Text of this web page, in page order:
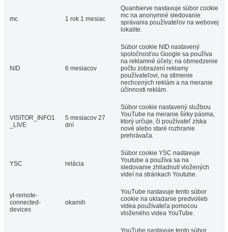
mc 1 rok 1 mesiac
Quantserve nastavuje súbor cookie
mc na anonymné sledovanie
správania používateľov na webovej
lokalite.
NID 6 mesiacov
Súbor cookie NID nastavený
spoločnosťou Google sa používa
na reklamné účely; na obmedzenie
počtu zobrazení reklamy
používateľovi, na stlmenie
nechcených reklám a na meranie
účinnosti reklám.
VISITOR_INFO1
_LIVE
5 mesiacov 27
dní
Súbor cookie nastavený službou
YouTube na meranie šírky pásma,
ktorý určuje, či používateľ získa
nové alebo staré rozhranie
prehrávača.
YSC relácia
Súbor cookie YSC nastavuje
Youtube a používa sa na
sledovanie zhliadnutí vložených
videí na stránkach Youtube.
yt-remote-
connected-
devices
okamih
YouTube nastavuje tento súbor
cookie na ukladanie predvolieb
videa používateľa pomocou
vloženého videa YouTube.
YouTube nastavuje tento súbor